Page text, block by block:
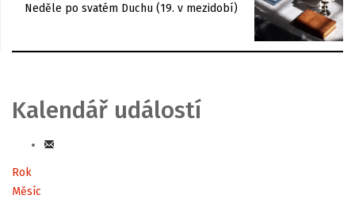
Neděle po svatém Duchu (19. v mezidobí)
Kalendář událostí
Rok
Měsíc